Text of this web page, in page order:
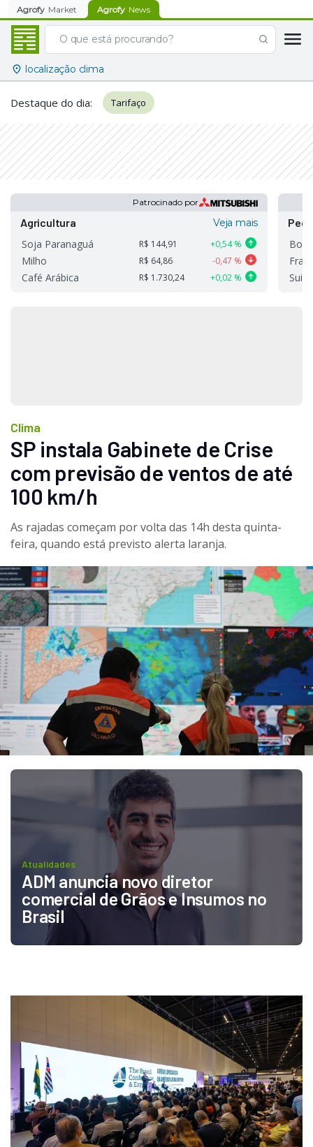
Agrofy Market Agrofy News
localização clima
Destaque do dia: Tarifaço
Patrocinado por
Agricultura Veja mais
Soja Paranaguá R$ 144,91 0,54 %
Milho R$ 64,86 -0,47 %
Café Arábica R$ 1.730,24 0,02 %
Boi
Clima
SP instala Gabinete de Crise
com previsão de ventos de até
100 km/h
As rajadas começam por volta das 14h desta quinta-
feira, quando está previsto alerta laranja.
Atualidades
ADM anuncia novo diretor
comercial de Grãos e Insumos no
Brasil